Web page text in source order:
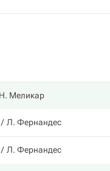
Н. Меликар
Л. Фернандес
Л. Фернандес